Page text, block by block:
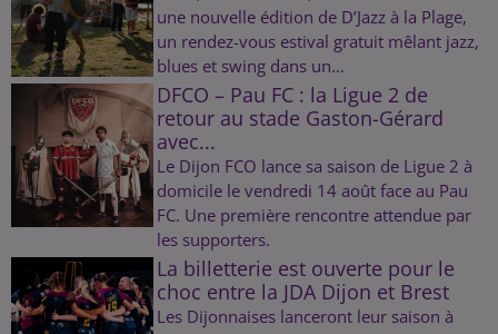
une nouvelle édition de D’Jazz à la Plage,
un rendez-vous estival gratuit mêlant jazz,
blues et swing dans un...
DFCO – Pau FC : la Ligue 2 de
retour au stade Gaston-Gérard
avec...
Le Dijon FCO lance sa saison de Ligue 2 à
domicile le vendredi 14 août face au Pau
FC. Une première rencontre attendue par
les supporters.
La billetterie est ouverte pour le
choc entre la JDA Dijon et Brest
Les Dijonnaises lanceront leur saison à